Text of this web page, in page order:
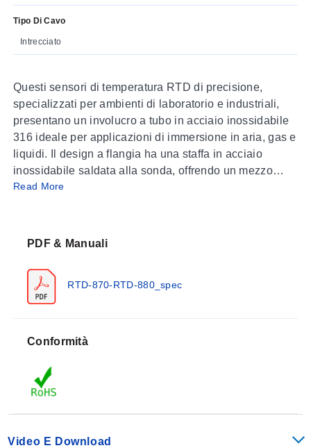
Tipo Di Cavo
Intrecciato
Questi sensori di temperatura RTD di precisione,
specializzati per ambienti di laboratorio e industriali,
presentano un involucro a tubo in acciaio inossidabile
316 ideale per applicazioni di immersione in aria, gas e
liquidi. Il design a flangia ha una staffa in acciaio
inossidabile saldata alla sonda, offrendo un mezzo
semplice per il montaggio e l’installazione. Le unità
Read More
PDF & Manuali
RTD-870-RTD-880_spec
Conformità
Video E Download